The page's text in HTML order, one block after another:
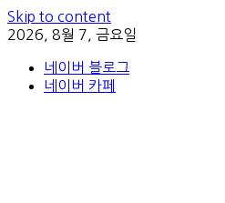
Skip to content
2026, 8월 7, 금요일
네이버 블로그
네이버 카페